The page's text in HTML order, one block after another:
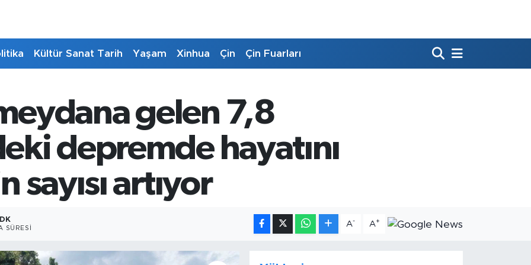
Kültür Sanat Tarih Yaşam Xinhua Çin Çin Fuarları
gelen 7,8
depremde hayatını
artıyor
SÜRESI
A- A+